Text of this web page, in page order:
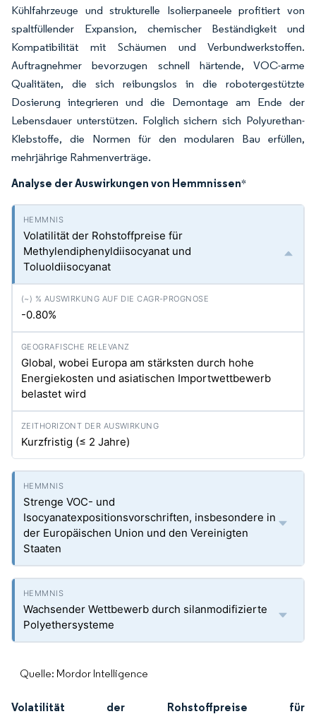
Kühlfahrzeuge und strukturelle Isolierpaneele profitiert von
spaltfüllender Expansion, chemischer Beständigkeit und
Kompatibilität mit Schäumen und Verbundwerkstoffen.
Auftragnehmer bevorzugen schnell härtende, VOC-arme
Qualitäten, die sich reibungslos in die robotergestützte
Dosierung integrieren und die Demontage am Ende der
Lebensdauer unterstützen. Folglich sichern sich Polyurethan-
Klebstoffe, die Normen für den modularen Bau erfüllen,
mehrjährige Rahmenverträge.
Analyse der Auswirkungen von Hemmnissen*
Volatilität der Rohstoffpreise für
Methylendiphenyldiisocyanat und
Toluoldiisocyanat
-0.80%
Global, wobei Europa am stärksten durch hohe
Energiekosten und asiatischen Importwettbewerb
belastet wird
Kurzfristig (≤ 2 Jahre)
Strenge VOC- und
Isocyanatexpositionsvorschriften, insbesondere in
der Europäischen Union und den Vereinigten
Staaten
Wachsender Wettbewerb durch silanmodifizierte
Polyethersysteme
Quelle: Mordor Intelligence
Volatilität der Rohstoffpreise für